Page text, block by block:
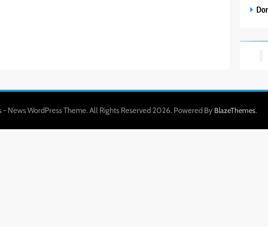
- News WordPress Theme. All Rights Reserved 2026. Powered By BlazeThemes.